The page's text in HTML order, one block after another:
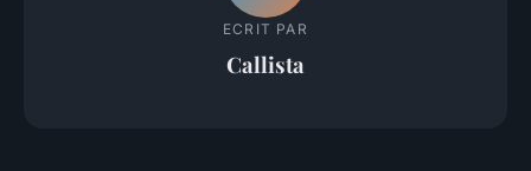
ECRIT PAR
Callista